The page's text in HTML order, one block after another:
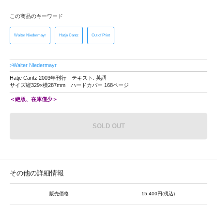
この商品のキーワード
Walter Niedermayr Hatje Cantz Out of Print
>Walter Niedermayr
Hatje Cantz 2003年刊行 テキスト: 英語
サイズ縦329×横287mm ハードカバー 168ページ
＜絶版、在庫僅少＞
SOLD OUT
その他の詳細情報
販売価格 15,400円(税込)